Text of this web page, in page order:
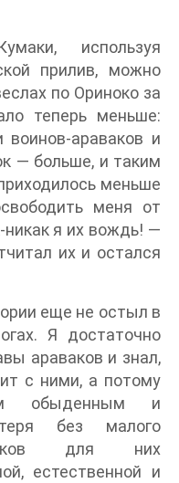
используя
прилив, можно
по Ориноко за
теперь меньше:
воинов-араваков и
— больше, и таким
меньше
меня от
никак я их вождь! —
их и остался
еще не остыл в
Я достаточно
араваков и знал,
с ними, а потому
обыденным и
без малого
для них
естественной и